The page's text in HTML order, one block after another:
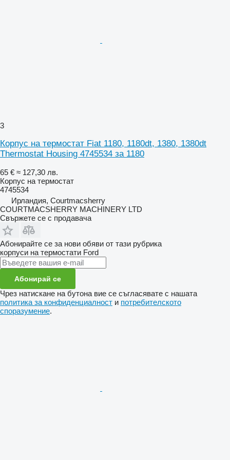
3
Корпус на термостат Fiat 1180, 1180dt, 1380, 1380dt
Thermostat Housing 4745534 за 1180
65 € ≈ 127,30 лв.
Корпус на термостат
4745534
Ирландия, Courtmacsherry
COURTMACSHERRY MACHINERY LTD
Свържете се с продавача
Абонирайте се за нови обяви от тази рубрика
корпуси на термостати Ford
Абонирай се
Чрез натискане на бутона вие се съгласявате с нашата
политика за конфиденциалност и потребителското
споразумение.